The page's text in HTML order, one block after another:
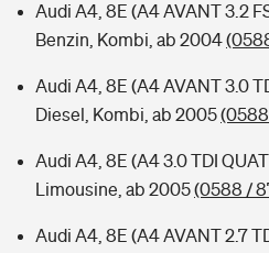
Audi A4, 8E (A4 AVANT 3.2
Benzin, Kombi, ab 2004
Audi A4, 8E (A4 AVANT 3.0
Diesel, Kombi, ab 2005
Audi A4, 8E (A4 3.0 TDI
Limousine, ab 2005(0588 /
Audi A4, 8E (A4 AVANT 2.7